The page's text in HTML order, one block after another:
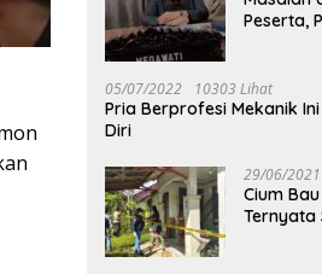
Peserta,
05/07/2022 10303 Lihat
Pria Berprofesi Mekanik
Diri
29/06/2021
Cium
Ternyata